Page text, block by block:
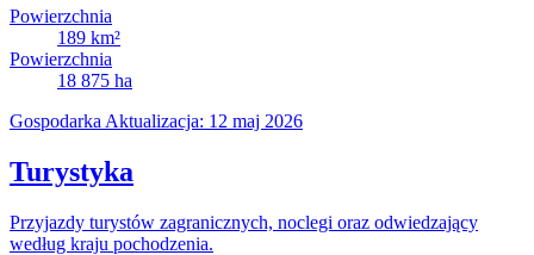
Powierzchnia
189 km²
Powierzchnia
18 875 ha
Gospodarka Aktualizacja: 12 maj 2026
Turystyka
Przyjazdy turystów zagranicznych, noclegi oraz odwiedzający
według kraju pochodzenia.